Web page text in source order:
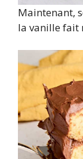
Maintenant,
la vanille fait